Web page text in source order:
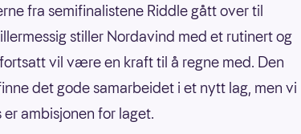
fra semifinalistene Riddle gått over til
stiller Nordavind med et rutinert og
vil være en kraft til å regne med. Den
det gode samarbeidet i et nytt lag, men vi
ambisjonen for laget.